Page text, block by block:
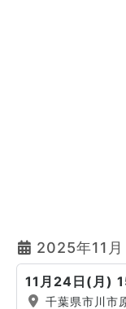
2025年11月
11月24日(月)
千葉県市川市